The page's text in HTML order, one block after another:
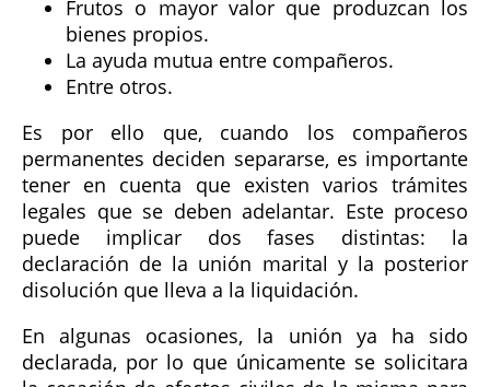
Frutos o mayor valor que produzcan los
bienes propios.
La ayuda mutua entre compañeros.
Entre otros.
Es por ello que, cuando los compañeros
permanentes deciden separarse, es importante
tener en cuenta que existen varios trámites
legales que se deben adelantar. Este proceso
puede implicar dos fases distintas: la
declaración de la unión marital y la posterior
disolución que lleva a la liquidación.
En algunas ocasiones, la unión ya ha sido
declarada, por lo que únicamente se solicitara